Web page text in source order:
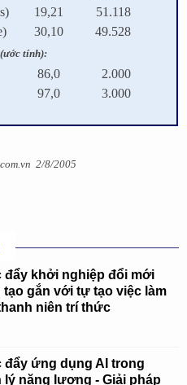
19,21
30,10
51.118
49.528
tính):
86,0
97,0
2.000
3.000
2/8/2005
đẩy khởi nghiệp đổi mới
tạo gắn với tự tạo việc làm
niên trí thức
đẩy ứng dụng AI trong
lý năng lượng - Giải pháp